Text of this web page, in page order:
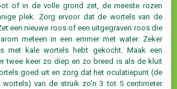
of in de volle grond zet, de meeste rozen
plek. Zorg ervoor dat de wortels van de
een nieuwe roos of een uitgegraven roos die
meteen in een emmer met water. Zeker
met kale wortels hebt gekocht. Maak een
twee keer zo diep en zo breed is als de kluit
goed uit en zorg dat het oculatiepunt (de
van de struik zo'n 3 tot 5 centimeter